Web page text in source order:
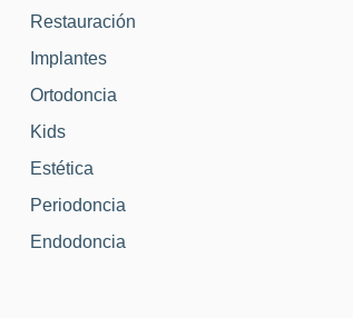
Restauración
Implantes
Ortodoncia
Kids
Estética
Periodoncia
Endodoncia